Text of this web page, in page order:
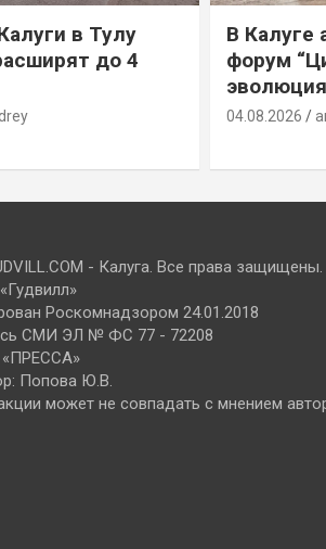
в Тулу
до 4
В Калуге
форум
04.08.2026
- Калуга. Все права защищены.
Роскомнадзором 24.01.2018
СМИ ЭЛ № ФС 77 - 72208
«ПРЕССА»
Попова Ю.В.
может не совпадать с мнением